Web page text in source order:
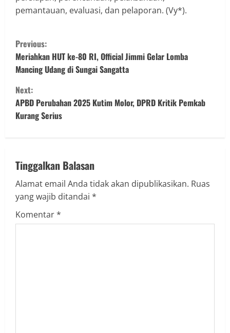
pemantauan, evaluasi, dan pelaporan. (Vy*).
Previous:
Meriahkan HUT ke-80 RI, Official Jimmi Gelar Lomba
Mancing Udang di Sungai Sangatta
Next:
APBD Perubahan 2025 Kutim Molor, DPRD Kritik Pemkab
Kurang Serius
Tinggalkan Balasan
Alamat email Anda tidak akan dipublikasikan. Ruas
yang wajib ditandai *
Komentar*